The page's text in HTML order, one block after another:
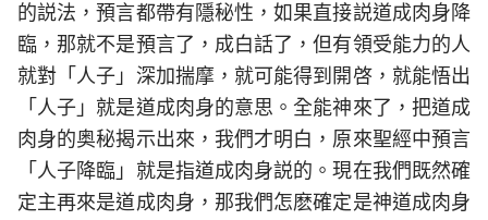
的説法，預言都帶有隱秘性，如果直接説道成肉身降
臨，那就不是預言了，成白話了，但有領受能力的人
就對「人子」深加揣摩，就可能得到開啓，就能悟出
「人子」就是道成肉身的意思。全能神來了，把道成
肉身的奥秘揭示出來，我們才明白，原來聖經中預言
「人子降臨」就是指道成肉身説的。現在我們既然確
定主再來是道成肉身，那我們怎麽確定是神道成肉身